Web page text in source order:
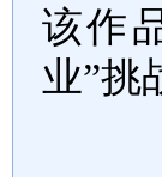
该作
业”挑